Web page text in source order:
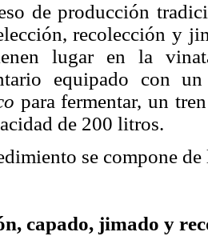
de producción
recolección y
lugar en la
equipado con
para fermentar, un
de 200 litros.
se compone de
capado, jimado y